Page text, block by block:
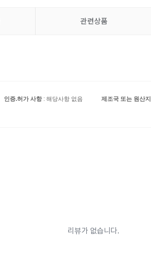
관련상품
인증.허가 사항: 해당사항 없음 제조국 또는 원산지